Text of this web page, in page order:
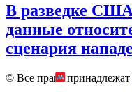
В разведке
данные
сценария
© Все права принадлежат